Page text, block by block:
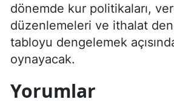
dönemde kur politikaları,
düzenlemeleri ve ithalat
tabloyu dengelemek
oynayacak.
Yorumlar